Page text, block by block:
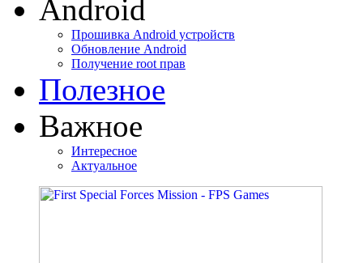
Android
Прошивка Android устройств
Обновление Android
Получение root прав
Полезное
Важное
Интересное
Актуальное